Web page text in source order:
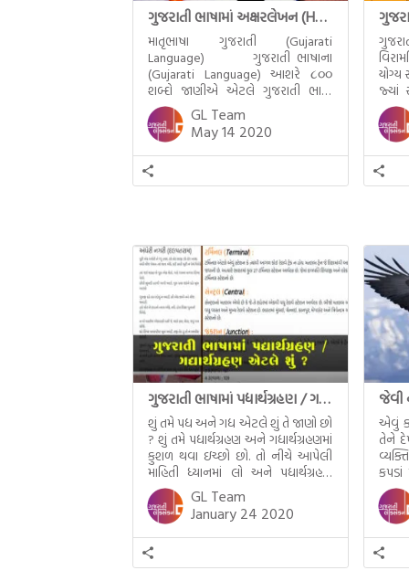
ગુજરાતી ભાષામાં અક્ષરલેખન (Handwriting in Gujarati)
માતૃભાષા ગુજરાતી (Gujarati
Language) ગુજરાતી ભાષાના
(Gujarati Language) આશરે ૮૦૦
શબ્દો જાણીએ એટલે ગુજરાતી ભાષા
બોલી શકીએ. આ એ ૮૦૦ શબ્દોમાંથી
૩૦૦ જેટલા અંગ્રેજી શબ્દો વ્યવહારમાં છે.
દા.ત. રોડ, રેલ્વે સ્ટેશન, પોસ્ટ વગેરે
બાકીના ૫૦૦ જાણો અને ૧-૨ મહિના
બોલવાનો મહાવરો કરી એટલે
સહેલાઈથી બહુ જ ટૂંકા સમયમાં અંગ્રેજી
GL Team
May 14 2020
જ્યાં
ગુજરાતી ભાષામાં પદ્યાર્થગ્રહણ / ગદ્યાર્થગ્રહણ
શું તમે પદ્ય અને ગદ્ય એટલે શુંં તે જાણો છો
? શું તમે પદ્યાર્થગ્રહણ અને ગદ્યાર્થગ્રહણમાં
કુશળ થવા ઇચ્છો છો. તો નીચે આપેલી
માહિતી ધ્યાનમાં લો અને પદ્યાર્થગ્રહણ
અને ગદ્યાર્થગ્રહણમાં નિપુણ બનો.
Explore the meaning of ગદ્ય in
Bhagwadgomandal, click here.
પદ્યાર્થગ્રહણ પદ્ય પરિશીલનની મૌલિક
રીત : (૧) સૌ પ્રથમ કાવ્યને ધ્યાનથી બે
વાર વાંચી […]
GL Team
January 24 2020
જેવી
એવું
તેને
હોય
લેતા